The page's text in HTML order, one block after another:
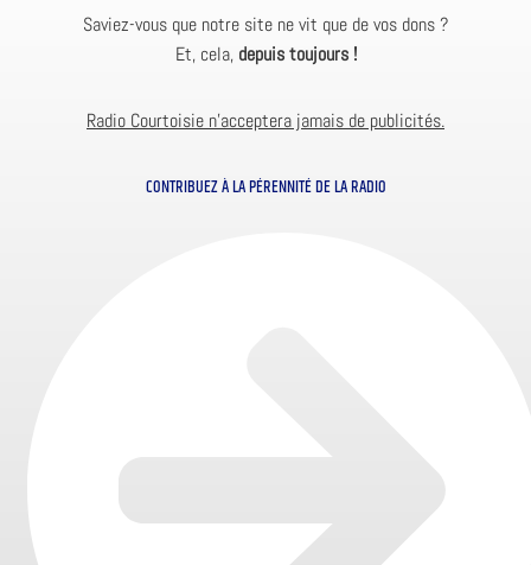
Saviez-vous que notre site ne vit que de vos dons ?
Et, cela, depuis toujours !
Radio Courtoisie n’acceptera jamais de publicités.
CONTRIBUEZ À LA PÉRENNITÉ DE LA RADIO